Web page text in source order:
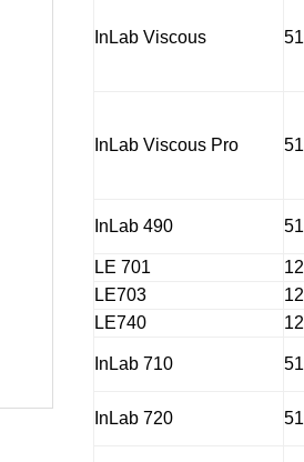
InLab Viscous
InLab Viscous Pro
InLab 490
LE 701
LE703
LE740
InLab 710
InLab 720